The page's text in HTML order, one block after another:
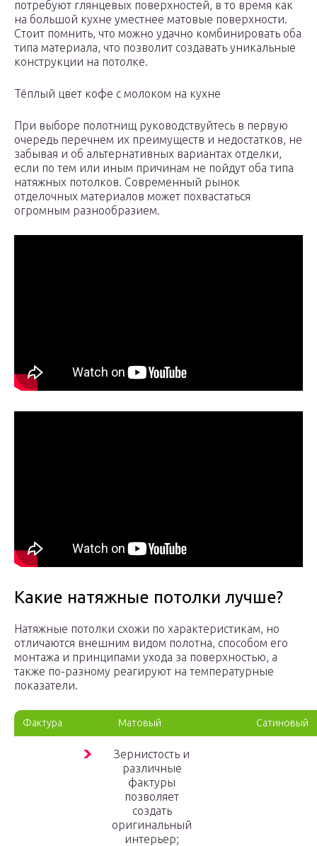
потребуют глянцевых поверхностей, в то время как
на большой кухне уместнее матовые поверхности.
Стоит помнить, что можно удачно комбинировать оба
типа материала, что позволит создавать уникальные
конструкции на потолке.
Тёплый цвет кофе с молоком на кухне
При выборе полотнищ руководствуйтесь в первую
очередь перечнем их преимуществ и недостатков, не
забывая и об альтернативных вариантах отделки,
если по тем или иным причинам не пойдут оба типа
натяжных потолков. Современный рынок
отделочных материалов может похвастаться
огромным разнообразием.
Какие натяжные потолки лучше?
Натяжные потолки схожи по характеристикам, но
отличаются внешним видом полотна, способом его
монтажа и принципами ухода за поверхностью, а
также по-разному реагируют на температурные
показатели.
Фактура Матовый Сатиновый
Зернистость и
различные
фактуры
позволяет
создать
оригинальный
интерьер;